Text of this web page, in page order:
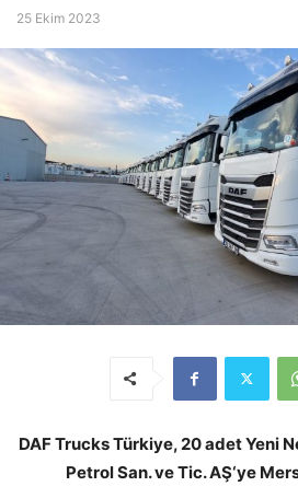
25 Ekim 2023
DAF Trucks Türkiye, 20 adet Yeni
Petrol San. ve Tic. AŞ‘ye